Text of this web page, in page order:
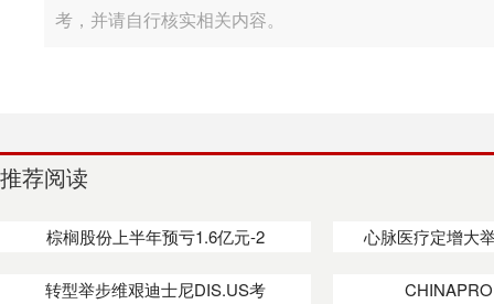
考，并请自行核实相关内容。
推荐阅读
棕榈股份上半年预亏1.6亿元-2 心脉医疗定增大
转型举步维艰迪士尼DIS.US考